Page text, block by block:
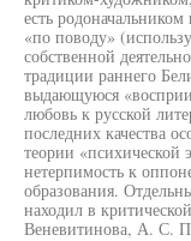
есть
«по поводу»
собственной
традиции раннего
выдающуюся
любовь к русской
последних качества
теории «психической
нетерпимость к
образования.
находил в
Веневитинова, А. С.